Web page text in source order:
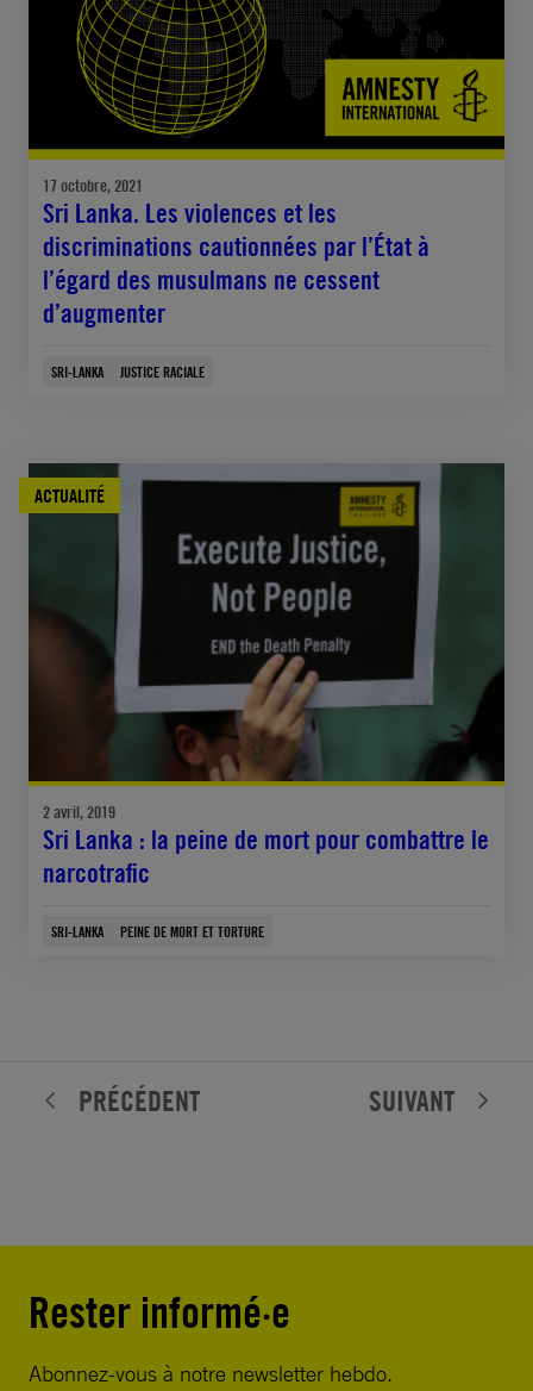
17 octobre, 2021
Sri Lanka. Les violences et les
discriminations cautionnées par l’État à
l’égard des musulmans ne cessent
d’augmenter
SRI-LANKA JUSTICE RACIALE
ACTUALITÉ
2 avril, 2019
Sri Lanka : la peine de mort pour combattre le
narcotrafic
SRI-LANKA PEINE DE MORT ET TORTURE
PRÉCÉDENT SUIVANT
Rester informé·e
Abonnez-vous à notre newsletter hebdo.